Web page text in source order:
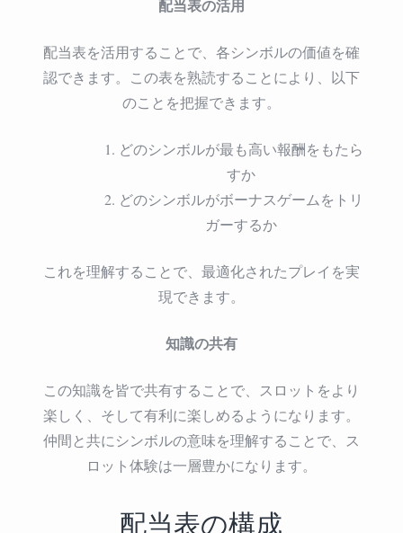
配当表の活用
配当表を活用することで、各シンボルの価値を確
認できます。この表を熟読することにより、以下
のことを把握できます。
どのシンボルが最も高い報酬をもたら
すか
どのシンボルがボーナスゲームをトリ
ガーするか
これを理解することで、最適化されたプレイを実
現できます。
知識の共有
この知識を皆で共有することで、スロットをより
楽しく、そして有利に楽しめるようになります。
仲間と共にシンボルの意味を理解することで、ス
ロット体験は一層豊かになります。
配当表の構成